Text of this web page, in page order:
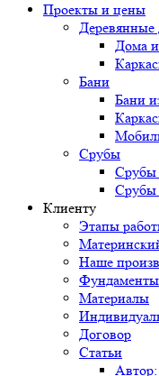
Проекты и цены
Деревянные
Дома
Бани
Бани
Срубы
Срубы
Срубы
Клиенту
Этапы
Наше
Фундаменты
Материалы
Договор
Статьи